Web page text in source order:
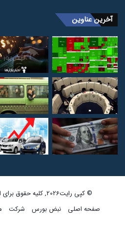
آخرین عناوین
© کپی رایت2026, کلیه حقوق برای اکو بورس محفوظ است.
صفحه اصلی
نبض بورس شرکت